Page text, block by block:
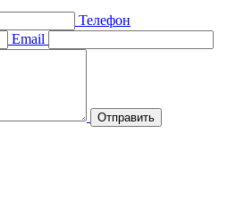
Телефон
Email
Отправить